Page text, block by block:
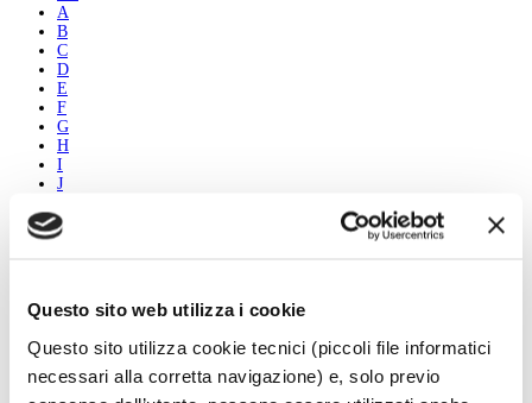
Questo sito web utilizza i cookie
Questo sito utilizza cookie tecnici (piccoli file informatici
necessari alla corretta navigazione) e, solo previo
A
B
C
D
E
F
G
H
I
J
L
M
Q
S
T